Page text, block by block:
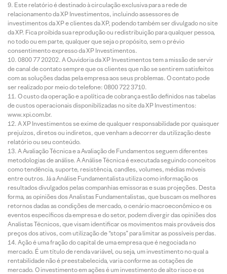
Este relatório é destinado à circulação exclusiva para a rede de
relacionamento da XP Investimentos, incluindo assessores de
investimentos da XP e clientes da XP, podendo também ser divulgado no site
da XP. Fica proibida sua reprodução ou redistribuição para qualquer pessoa,
no todo ou em parte, qualquer que seja o propósito, sem o prévio
consentimento expresso da XP Investimentos.
0800 77 20202. A Ouvidoria da XP Investimentos tem a missão de servir
de canal de contato sempre que os clientes que não se sentirem satisfeitos
com as soluções dadas pela empresa aos seus problemas. O contato pode
ser realizado por meio do telefone: 0800 722 3710.
O custo da operação e a política de cobrança estão definidos nas tabelas
de custos operacionais disponibilizadas no site da XP Investimentos:
www.xpi.com.br.
A XP Investimentos se exime de qualquer responsabilidade por quaisquer
prejuízos, diretos ou indiretos, que venham a decorrer da utilização deste
relatório ou seu conteúdo.
A Avaliação Técnica e a Avaliação de Fundamentos seguem diferentes
metodologias de análise. A Análise Técnica é executada seguindo conceitos
como tendência, suporte, resistência, candles, volumes, médias móveis
entre outros. Já a Análise Fundamentalista utiliza como informação os
resultados divulgados pelas companhias emissoras e suas projeções. Desta
forma, as opiniões dos Analistas Fundamentalistas, que buscam os melhores
retornos dadas as condições de mercado, o cenário macroeconômico e os
eventos específicos da empresa e do setor, podem divergir das opiniões dos
Analistas Técnicos, que visam identificar os movimentos mais prováveis dos
preços dos ativos, com utilização de “stops” para limitar as possíveis perdas.
Ação é uma fração do capital de uma empresa que é negociada no
mercado. É um título de renda variável, ou seja, um investimento no qual a
rentabilidade não é preestabelecida, varia conforme as cotações de
mercado. O investimento em ações é um investimento de alto risco e os